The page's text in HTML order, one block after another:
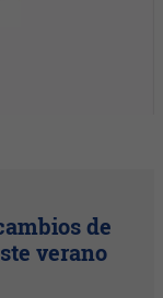
de
verano